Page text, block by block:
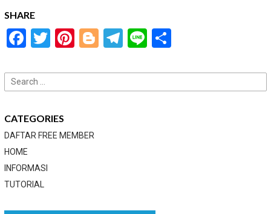
SHARE
Facebook
Twitter
Pinterest
Blogger
Telegram
Line
Search
for:
CATEGORIES
DAFTAR FREE MEMBER
HOME
INFORMASI
TUTORIAL